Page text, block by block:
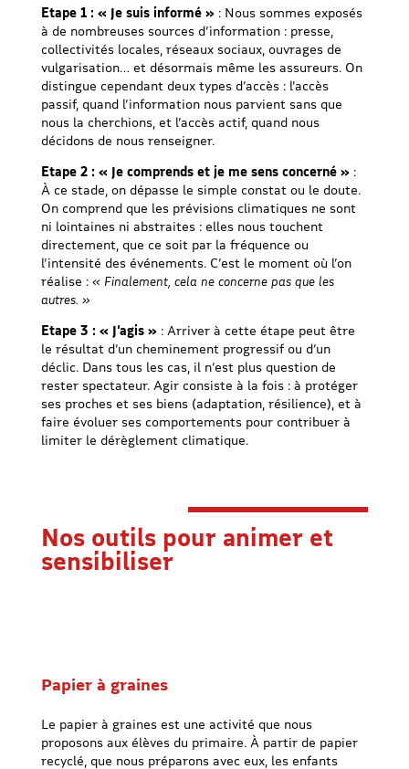
Etape 1 : « Je suis informé »: Nous sommes exposés
à de nombreuses sources d’information : presse,
collectivités locales, réseaux sociaux, ouvrages de
vulgarisation… et désormais même les assureurs. On
distingue cependant deux types d’accès : l’accès
passif, quand l’information nous parvient sans que
nous la cherchions, et l’accès actif, quand nous
décidons de nous renseigner.
Etape 2 : « Je comprends et je me sens concerné »:
À ce stade, on dépasse le simple constat ou le doute.
On comprend que les prévisions climatiques ne sont
ni lointaines ni abstraites : elles nous touchent
directement, que ce soit par la fréquence ou
l’intensité des événements. C’est le moment où l’on
réalise : « Finalement, cela ne concerne pas que les
autres. »
Etape 3 : « J’agis »: Arriver à cette étape peut être
le résultat d’un cheminement progressif ou d’un
déclic. Dans tous les cas, il n’est plus question de
rester spectateur. Agir consiste à la fois : à protéger
ses proches et ses biens (adaptation, résilience), et à
faire évoluer ses comportements pour contribuer à
limiter le dérèglement climatique.
Nos outils pour animer et
sensibiliser
Papier à graines
Le papier à graines est une activité que nous
proposons aux élèves du primaire. À partir de papier
recyclé, que nous préparons avec eux, les enfants